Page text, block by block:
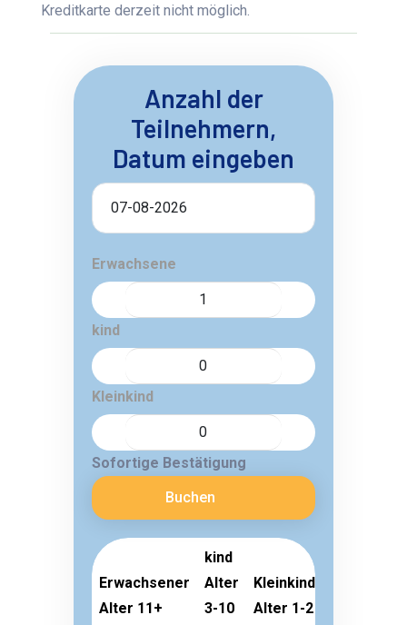
Kreditkarte derzeit nicht möglich.
Anzahl der
Teilnehmern,
Datum eingeben
Erwachsene
kind
Kleinkind
Sofortige Bestätigung
Buchen
Erwachsener
Alter 11+
kind
Alter
3-10
Kleinkind
Alter 1-2